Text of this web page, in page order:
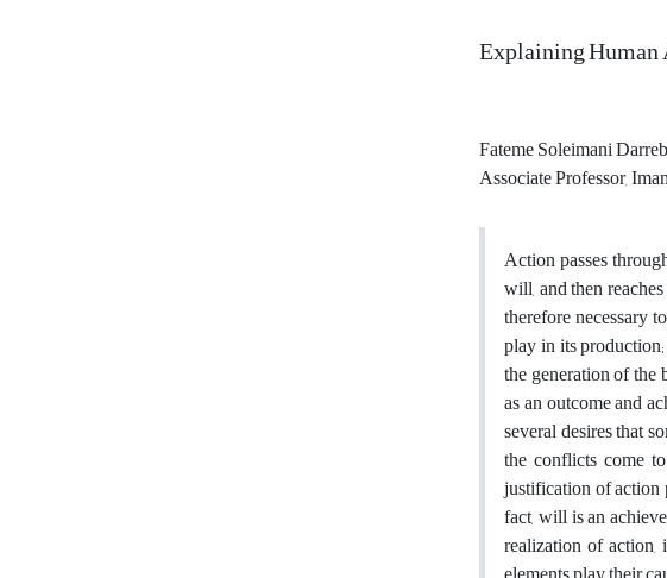
Explaining Human
Fateme Soleimani
Associate Professor,
Action passes
will, and then
therefore necessary
play in its
the generation of
as an outcome and
several desires that
the conflicts come
justification of action
fact, will is an
realization of action,